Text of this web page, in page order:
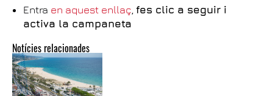
Notícies relacionades
Entra en aquest enllaç, fes clic a seguir i
activa la campaneta